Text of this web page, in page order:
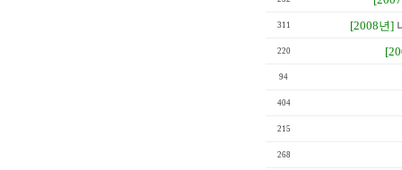
311 [2008년]
220
94
404
215
268